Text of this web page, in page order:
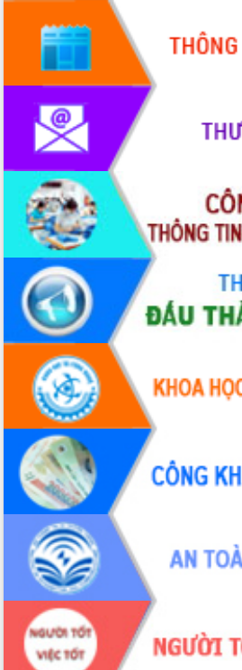
Tổ chức trang trọng Lễ hội Đền thờ
Lương Văn Chánh năm 2026
Phó Bí thư Tỉnh ủy Đắk Lắk Đỗ Hữu
Huy giữ chức Bí thư Đảng ủy Ủy Ban
Nhân dân tỉnh
Bệnh án điện tử thúc đẩy chuyển đổi
số y tế tại Đắk Lắk
Chuyển đổi số thư viện: Mở rộng
không gian tri thức trong thời đại số
Đánh giá, rút kinh nghiệm công tác tổ
chức diễn tập trước ngày bầu cử
Chương trình “Gặp gỡ hữu nghị –
Friendship Meeting New Year 2026”
Bầu cử Quốc hội và HĐND: Cử tri Đắk
Lắk gửi gắm niềm tin, kỳ vọng vào lá
phiếu
Đắk Lắk sẵn sàng các điều kiện cho
Ngày hội bầu cử đại biểu Quốc hội
khóa XVI và HĐND các cấp nhiệm kỳ
2026-2031
Đảm bảo cuộc bầu cử đại biểu Quốc
hội và đại biểu HĐND các cấp diễn ra
an toàn, hiệu quả, đúng quy định
Thủ tướng Chính phủ Phạm Minh Chính
kiểm tra, chỉ đạo hoàn thành các dự
án cao tốc và thăm khu tái định cư tại
Đắk Lắk
Sôi nổi Hội đua ngựa truyền thống Gò
Thì Thùng mừng Xuân Bính Ngọ 2026
Lãnh đạo tỉnh dâng hương tưởng niệm
tại Đập Đồng Cam đầu Xuân Bính Ngọ
Ngành nông nghiệp phấn đấu tăng
trưởng đạt 5,86% trong năm 2026
UBND tỉnh Đắk Lắk triển khai công tác